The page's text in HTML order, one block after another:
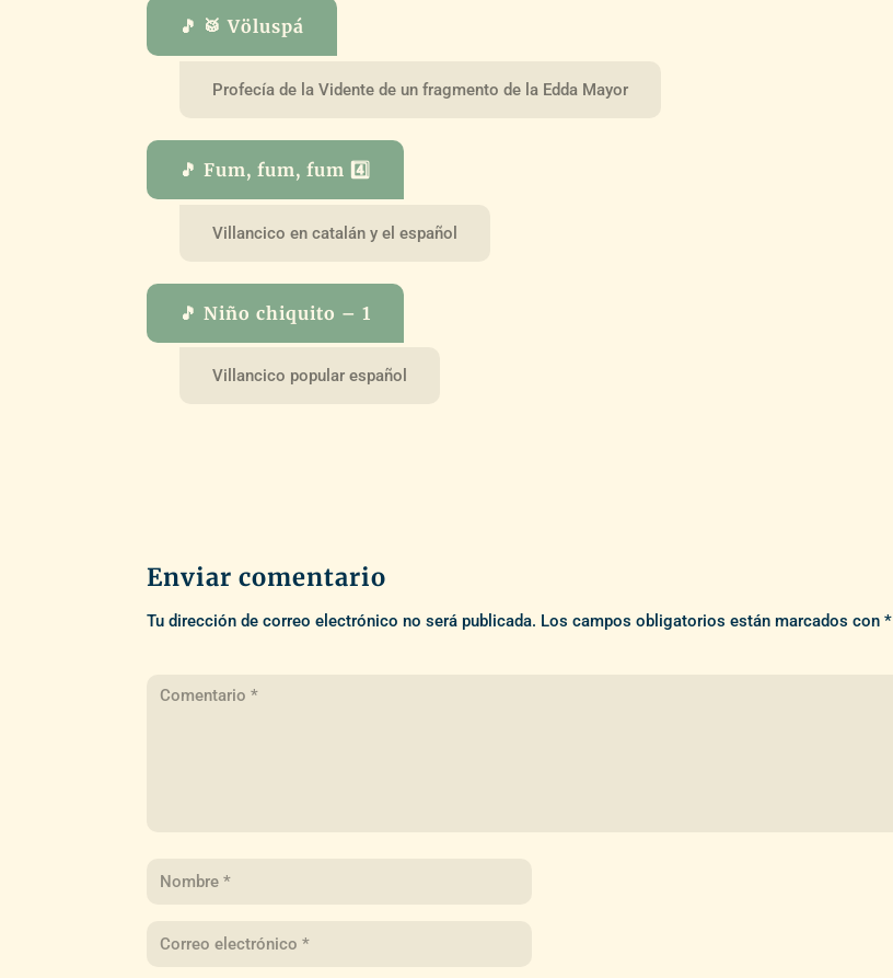
🎵 🥁 Völuspá
Profecía de la Vidente de un fragmento de la Edda Mayor
🎵 Fum, fum, fum 4️⃣
Villancico en catalán y el español
🎵 Niño chiquito – 1
Villancico popular español
Enviar comentario
Tu dirección de correo electrónico no será publicada. Los campos obligatorios están marcados con*